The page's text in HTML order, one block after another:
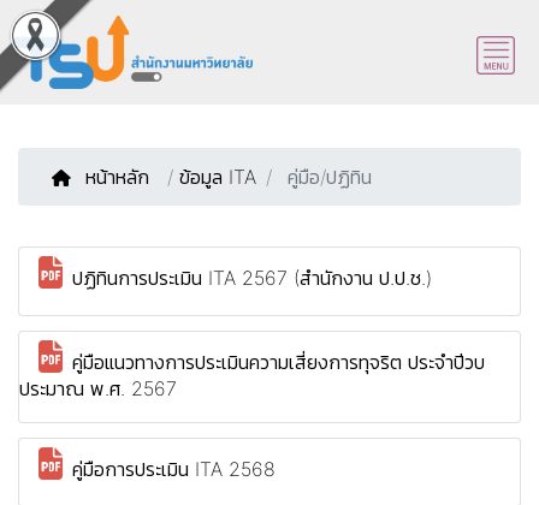
หน้าหลัก / ข้อมูล ITA คู่มือ/ปฏิทิน
ปฏิทินการประเมิน ITA 2567 (สำนักงาน ป.ป.ช.)
คู่มือแนวทางการประเมินความเสี่ยงการทุจริต ประจำปีวบ
ประมาณ พ.ศ. 2567
คู่มือการประเมิน ITA 2568